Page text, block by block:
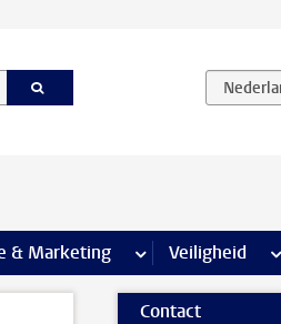
& Marketing meerVeiligheid
Contact